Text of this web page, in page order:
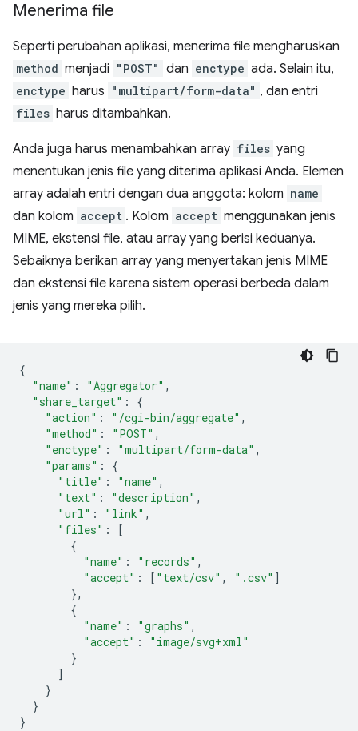
Menerima file
Seperti perubahan aplikasi, menerima file mengharuskan
method menjadi "POST" dan enctype ada. Selain itu,
enctype harus "multipart/form-data" , dan entri
files harus ditambahkan.
Anda juga harus menambahkan array files yang
menentukan jenis file yang diterima aplikasi Anda. Elemen
array adalah entri dengan dua anggota: kolom name
dan kolom accept . Kolom accept menggunakan jenis
MIME, ekstensi file, atau array yang berisi keduanya.
Sebaiknya berikan array yang menyertakan jenis MIME
dan ekstensi file karena sistem operasi berbeda dalam
jenis yang mereka pilih.
{
"name" : "Aggregator" ,
"share_target" :
{
"action" : "/cgi-bin/aggregate" ,
"method" : "POST" ,
"enctype" : "multipart/form-data" ,
"params" :
{
"title" : "name" ,
"text" : "description" ,
"url" : "link" ,
"files" :
[
{
"name" : "records" ,
"accept" : [ "text/csv" , ".csv" ]
},
{
"name" : "graphs" ,
"accept" :
"image/svg+xml"
}
]
}
}
}